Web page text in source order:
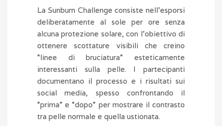
La Sunburn Challenge consiste nell’esporsi
deliberatamente al sole per ore senza
alcuna protezione solare, con l’obiettivo di
ottenere scottature visibili che creino
“linee di bruciatura” esteticamente
interessanti sulla pelle. I partecipanti
documentano il processo e i risultati sui
social media, spesso confrontando il
“prima” e “dopo” per mostrare il contrasto
tra pelle normale e quella ustionata.